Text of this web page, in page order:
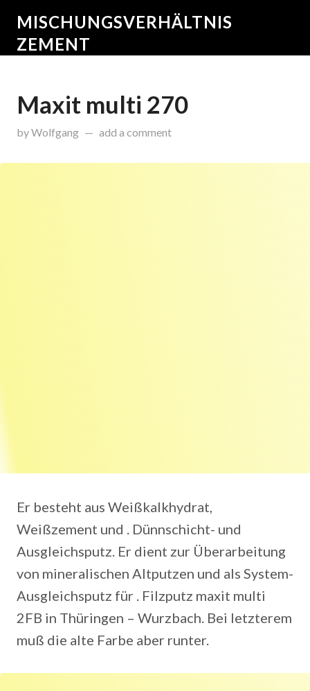
MISCHUNGSVERHÄLTNIS
ZEMENT
Maxit multi 270
byWolfgang onDezember 30, 2016
add a comment
Er besteht aus Weißkalkhydrat,
Weißzement und . Dünnschicht- und
Ausgleichsputz. Er dient zur Überarbeitung
von mineralischen Altputzen und als System-
Ausgleichsputz für . Filzputz maxit multi
2FB in Thüringen – Wurzbach. Bei letzterem
muß die alte Farbe aber runter.